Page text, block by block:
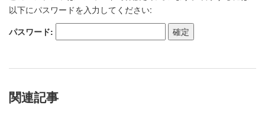
以下にパスワードを入力してください:
パスワード:
関連記事